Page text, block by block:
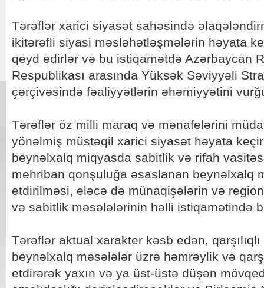
Tərəflər xarici siyasət sahəsində
ikitərəfli siyasi məsləhətləşmələrin həyata
qeyd edirlər və bu istiqamətdə Azərbaycan
Respublikası arasında Yüksək Səviyyəli
çərçivəsində fəaliyyətlərin əhəmiyyətini
Tərəflər öz milli maraq və mənafelərini
yönəlmiş müstəqil xarici siyasət həyata
beynəlxalq miqyasda sabitlik və rifah
mehriban qonşuluğa əsaslanan beynəlxalq
etdirilməsi, eləcə də münaqişələrin və
və sabitlik məsələlərinin həlli istiqamətində
Tərəflər aktual xarakter kəsb edən,
beynəlxalq məsələlər üzrə həmrəylik və
etdirərək yaxın və ya üst-üstə düşən